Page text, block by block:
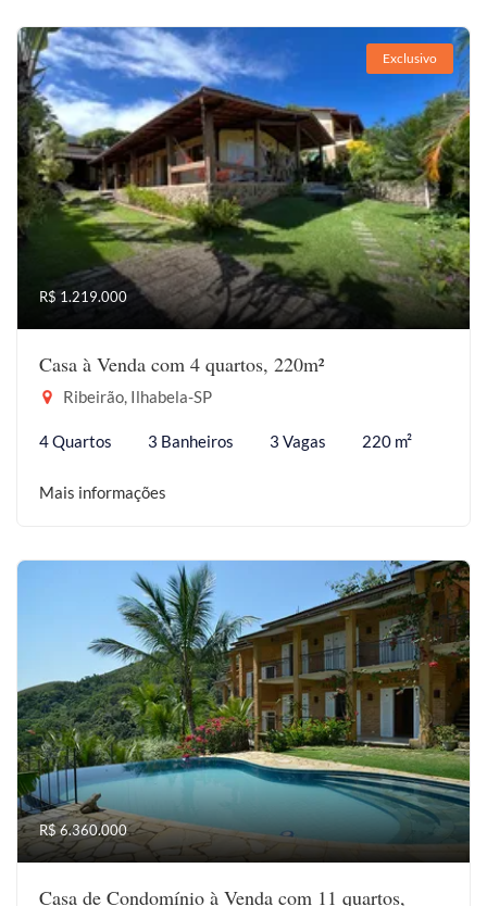
Exclusivo
R$ 1.219.000
Casa à Venda com 4 quartos, 220m²
Ribeirão, Ilhabela-SP
4 Quartos 3 Banheiros 3 Vagas 220 m²
Mais informações
R$ 6.360.000
Casa de Condomínio à Venda com 11 quartos,